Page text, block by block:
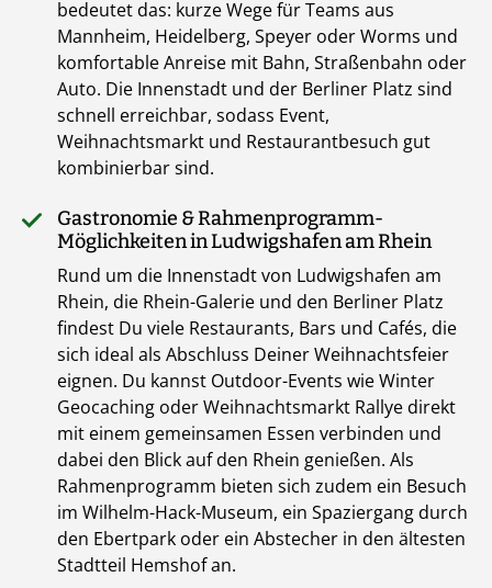
bedeutet das: kurze Wege für Teams aus
Mannheim, Heidelberg, Speyer oder Worms und
komfortable Anreise mit Bahn, Straßenbahn oder
Auto. Die Innenstadt und der Berliner Platz sind
schnell erreichbar, sodass Event,
Weihnachtsmarkt und Restaurantbesuch gut
kombinierbar sind.
Gastronomie & Rahmenprogramm-
Möglichkeiten in Ludwigshafen am Rhein
Rund um die Innenstadt von Ludwigshafen am
Rhein, die Rhein-Galerie und den Berliner Platz
findest Du viele Restaurants, Bars und Cafés, die
sich ideal als Abschluss Deiner Weihnachtsfeier
eignen. Du kannst Outdoor-Events wie Winter
Geocaching oder Weihnachtsmarkt Rallye direkt
mit einem gemeinsamen Essen verbinden und
dabei den Blick auf den Rhein genießen. Als
Rahmenprogramm bieten sich zudem ein Besuch
im Wilhelm-Hack-Museum, ein Spaziergang durch
den Ebertpark oder ein Abstecher in den ältesten
Stadtteil Hemshof an.